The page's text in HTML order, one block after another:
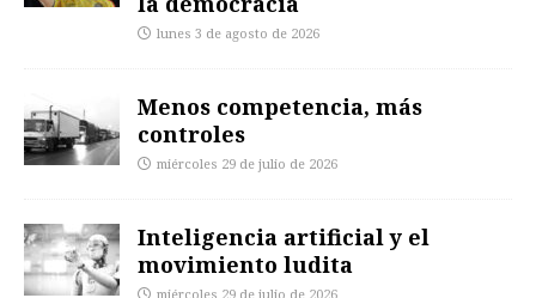
lunes 3 de agosto de 2026
Menos competencia, más
controles
miércoles 29 de julio de 2026
Inteligencia artificial y el
movimiento ludita